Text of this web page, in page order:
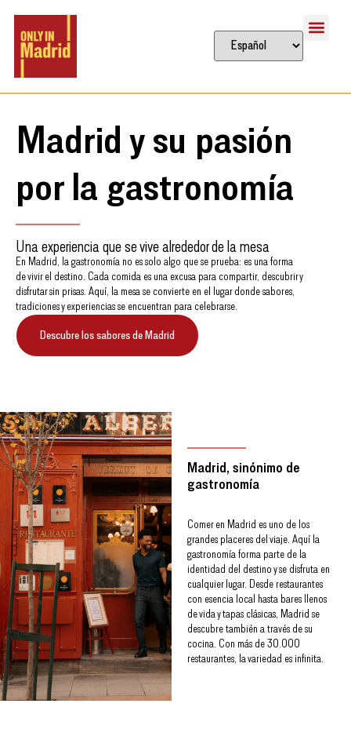
Madrid y su pasión
por la gastronomía
Una experiencia que se vive alrededor de la mesa
En Madrid, la gastronomía no es solo algo que se prueba: es una forma
de vivir el destino. Cada comida es una excusa para compartir, descubrir y
disfrutar sin prisas. Aquí, la mesa se convierte en el lugar donde sabores,
tradiciones y experiencias se encuentran para celebrarse.
Descubre los sabores de Madrid
Madrid, sinónimo de
gastronomía
Comer en Madrid es uno de los
grandes placeres del viaje. Aquí la
gastronomía forma parte de la
identidad del destino y se disfruta en
cualquier lugar. Desde restaurantes
con esencia local hasta bares llenos
de vida y tapas clásicas, Madrid se
descubre también a través de su
cocina. Con más de 30.000
restaurantes, la variedad es infinita.